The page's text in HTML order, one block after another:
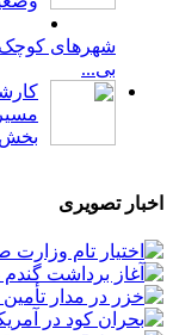
شهرهای کوچک
بی...
اخبار تصویری